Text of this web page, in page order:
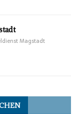
Magstadt